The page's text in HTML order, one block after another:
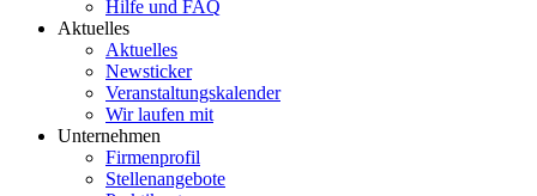
Hilfe und FAQ
Aktuelles
Aktuelles
Newsticker
Veranstaltungskalender
Wir laufen mit
Unternehmen
Firmenprofil
Stellenangebote